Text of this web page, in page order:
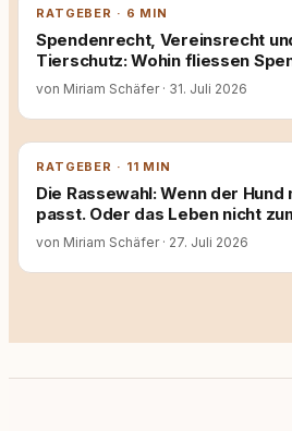
RATGEBER · 6 MIN
Spendenrecht, Vereinsrecht
Tierschutz: Wohin fliessen
von Miriam Schäfer · 31. Juli 2026
RATGEBER · 11 MIN
Die Rassewahl: Wenn der Hund
passt. Oder das Leben nicht
von Miriam Schäfer · 27. Juli 2026